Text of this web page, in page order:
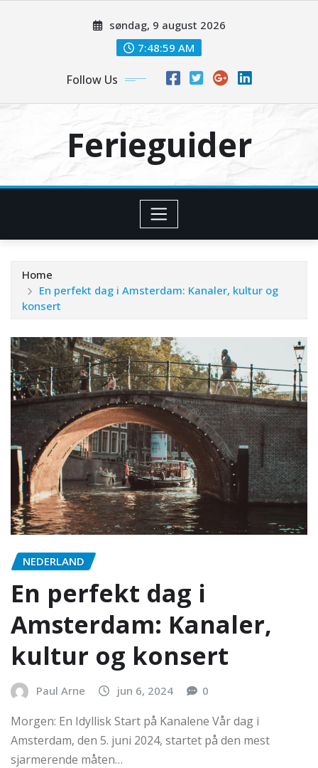
søndag, 9 august 2026
7:48:59 AM
Follow Us
Ferieguider
Home
En perfekt dag i Amsterdam: Kanaler, kultur og
konsert
NEDERLAND
En perfekt dag i
Amsterdam: Kanaler,
kultur og konsert
Paul Arne jun 6, 2024 0
Morgen: En Idyllisk Start på Kanalene Vår dag i
Amsterdam, den 5. juni 2024, startet på den mest
sjarmerende måten…